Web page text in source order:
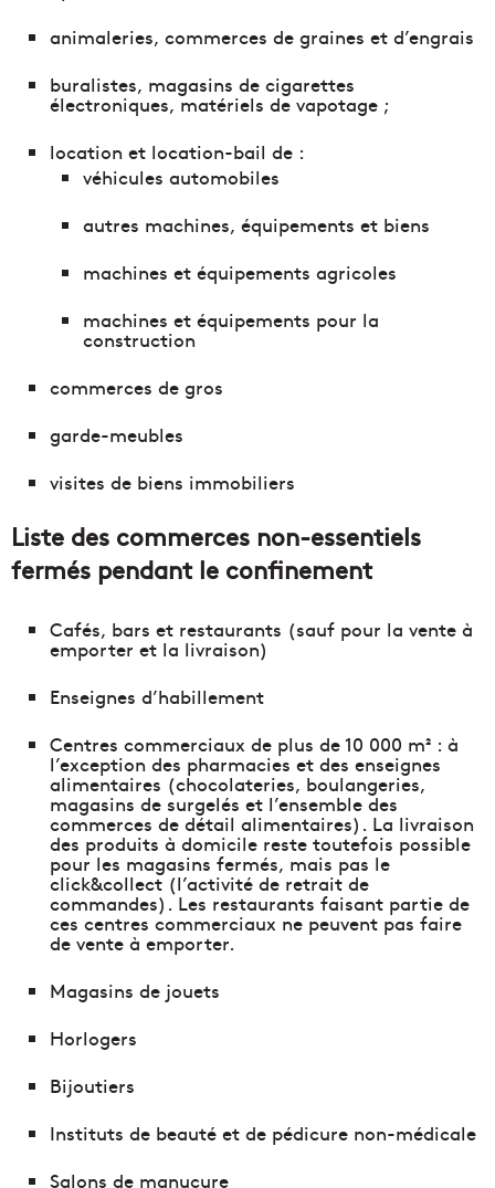
animaleries, commerces de graines et d’engrais
buralistes, magasins de cigarettes
électroniques, matériels de vapotage ;
location et location-bail de :
véhicules automobiles
autres machines, équipements et biens
machines et équipements agricoles
machines et équipements pour la
construction
commerces de gros
garde-meubles
visites de biens immobiliers
Liste des commerces non-essentiels
fermés pendant le confinement
Cafés, bars et restaurants (sauf pour la vente à
emporter et la livraison)
Enseignes d’habillement
Centres commerciaux de plus de 10 000 m² : à
l’exception des pharmacies et des enseignes
alimentaires (chocolateries, boulangeries,
magasins de surgelés et l’ensemble des
commerces de détail alimentaires). La livraison
des produits à domicile reste toutefois possible
pour les magasins fermés, mais pas le
click&collect (l’activité de retrait de
commandes). Les restaurants faisant partie de
ces centres commerciaux ne peuvent pas faire
de vente à emporter.
Magasins de jouets
Horlogers
Bijoutiers
Instituts de beauté et de pédicure non-médicale
Salons de manucure